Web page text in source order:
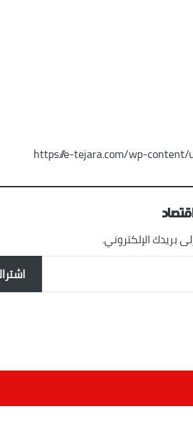
https://e-tejara.com/wp-
بريدك الإلكتروني.